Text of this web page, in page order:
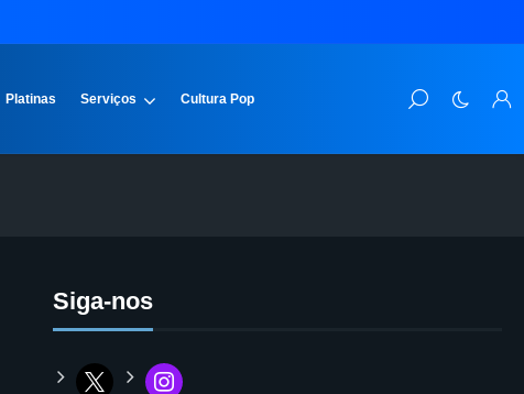
Platinas Serviços Cultura Pop
Siga-nos